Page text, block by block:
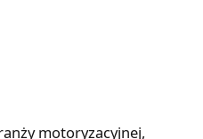
motoryzacyjnej,